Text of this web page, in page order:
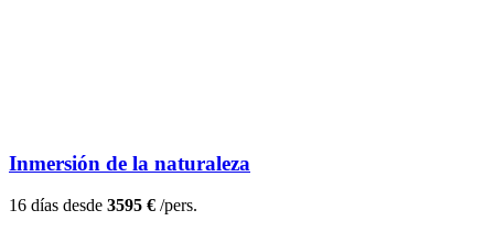
Inmersión de la naturaleza
16 días desde 3595 € /pers.